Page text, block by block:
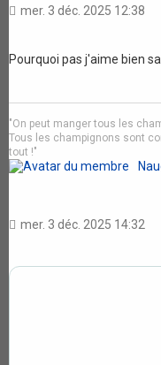
mer. 3 déc. 2025 12:38
Pourquoi pas j'aime bien
"On peut manger tous les
Tous les champignons sont
tout !"
mer. 3 déc. 2025 14:32